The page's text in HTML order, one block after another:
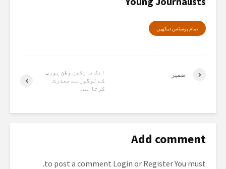
تمام پوسٹس دیکھیں
ایک تارکین وطن یورپ
کے لوگوں سے معذرت
کرتا ہے۔
ضمیر
Add comment
You must
Register
Login